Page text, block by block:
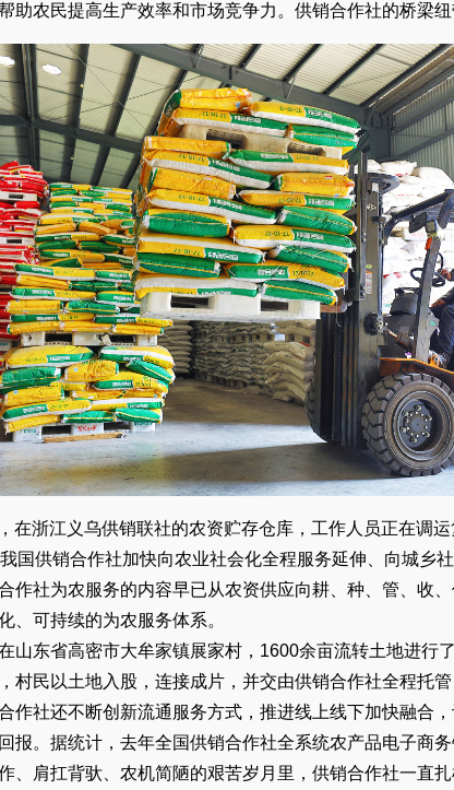
助农民提高生产效率和市场竞争力。供销合作社的桥梁
在浙江义乌供销联社的农资贮存仓库，工作人员正在调运
国供销合作社加快向农业社会化全程服务延伸、向城乡
作社为农服务的内容早已从农资供应向耕、种、管、收
、可持续的为农服务体系。
山东省高密市大牟家镇展家村，1600余亩流转土地进行
村民以土地入股，连接成片，并交由供销合作社全程托
作社还不断创新流通服务方式，推进线上线下加快融合
报。据统计，去年全国供销合作社全系统农产品电子商
、肩扛背驮、农机简陋的艰苦岁月里，供销合作社一直